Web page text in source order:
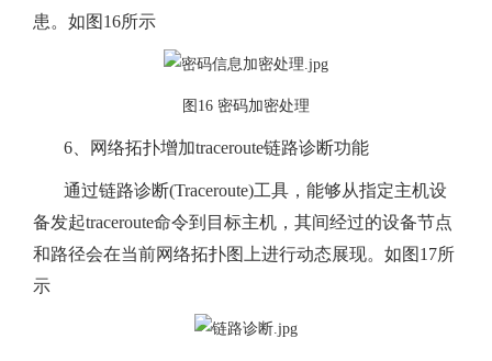
患。如图16所示
图16 密码加密处理
6、网络拓扑增加traceroute链路诊断功能
通过链路诊断(Traceroute)工具，能够从指定主机设
备发起traceroute命令到目标主机，其间经过的设备节点
和路径会在当前网络拓扑图上进行动态展现。如图17所
示